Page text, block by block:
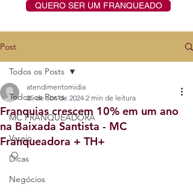
QUERO SER UM FRANQUEADO
Post
Todos os Posts
MC FRANQUEADORA
Varejo
Dicas
Negócios
Todos os Posts
Franquias crescem 10% em um ano
na Baixada Santista - MC
Franqueadora + TH+
atendimentomidia
25 de abr. de 2024 2 min de leitura
O